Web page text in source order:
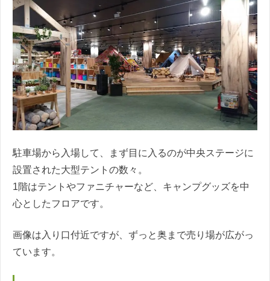
駐車場から入場して、まず目に入るのが中央ステージに
設置された大型テントの数々。
1階はテントやファニチャーなど、キャンプグッズを中
心としたフロアです。
画像は入り口付近ですが、ずっと奥まで売り場が広がっ
ています。